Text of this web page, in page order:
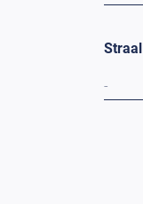
Straal
-